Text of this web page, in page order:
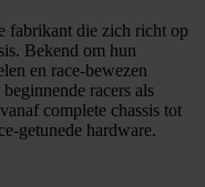
fabrikant die zich richt op
Bekend om hun
en race-bewezen
racers als
complete chassis tot
getunede hardware.